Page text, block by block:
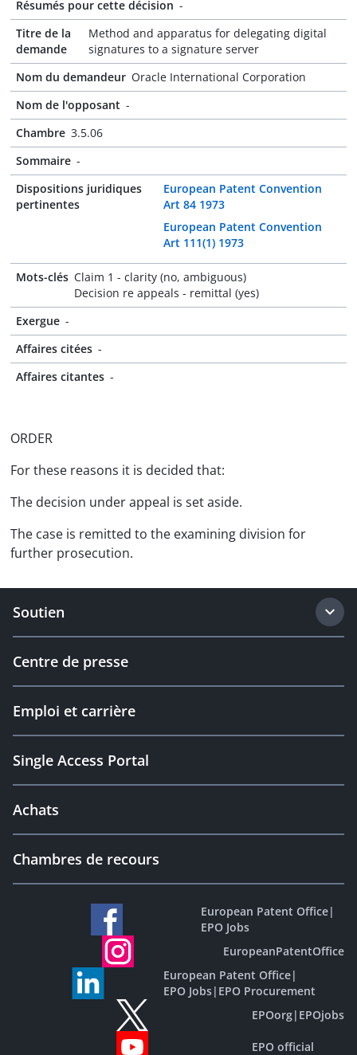
Résumés pour cette décision -
Titre de la
demande
Method and apparatus for delegating digital
signatures to a signature server
Nom du demandeur Oracle International Corporation
Nom de l'opposant -
Chambre 3.5.06
Sommaire -
Dispositions juridiques
pertinentes
European Patent Convention
Art 84 1973
European Patent Convention
Art 111(1) 1973
Mots-clés Claim 1 - clarity (no, ambiguous)
Decision re appeals - remittal (yes)
Exergue -
Affaires citées -
Affaires citantes -
ORDER
For these reasons it is decided that:
The decision under appeal is set aside.
The case is remitted to the examining division for
further prosecution.
Soutien
Centre de presse
Emploi et carrière
Single Access Portal
Achats
Chambres de recours
European Patent Office|
EPO Jobs
EuropeanPatentOffice
European Patent Office|
EPO Jobs| EPO Procurement
EPOorg| EPOjobs
EPO official